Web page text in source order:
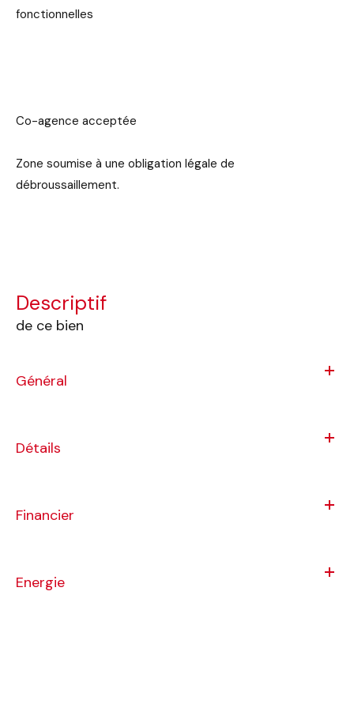
fonctionnelles
Co-agence acceptée
Zone soumise à une obligation légale de
débroussaillement.
descriptif
de ce bien
Général
Détails
Financier
Energie